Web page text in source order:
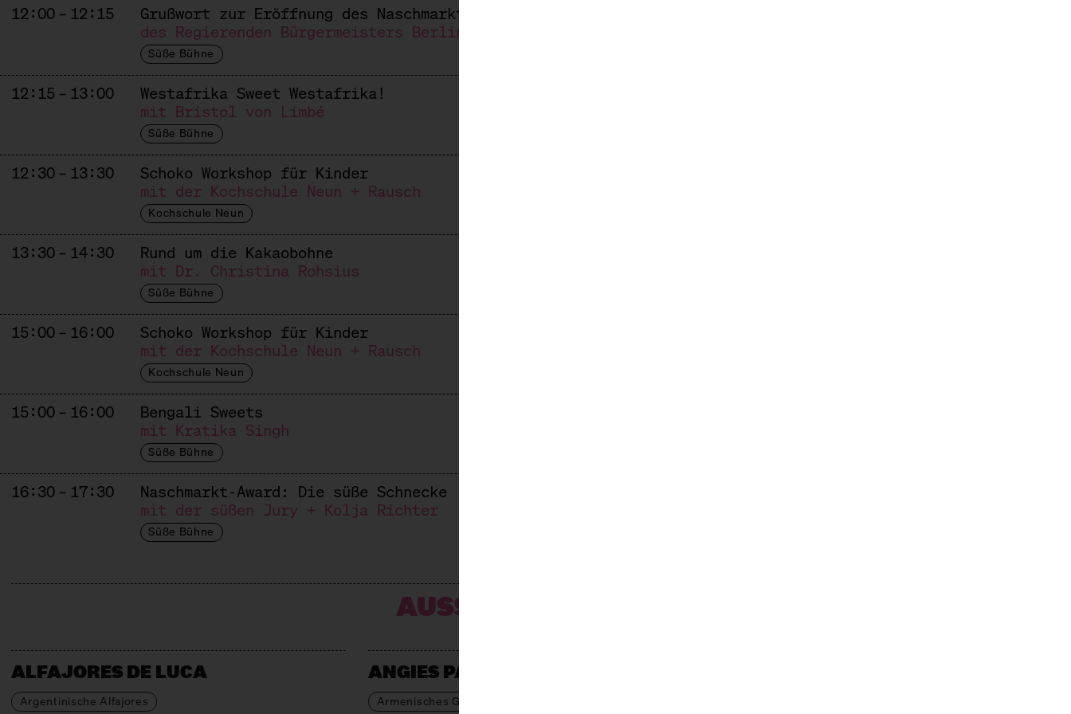
12:00 – 12:15
Grußwort zur Eröffnung des Naschmarkts
des Regierenden Bürgermeisters Berlin, Kai Wegner
Süße Bühne
12:15 – 13:00
Westafrika Sweet Westafrika!
mit Bristol von Limbé
Süße Bühne
12:30 – 13:30
Schoko Workshop für Kinder
mit der Kochschule Neun + Rausch
Kochschule Neun
13:30 – 14:30
Rund um die Kakaobohne
mit Dr. Christina Rohsius
Süße Bühne
15:00 – 16:00
Schoko Workshop für Kinder
mit der Kochschule Neun + Rausch
Kochschule Neun
15:00 – 16:00
Bengali Sweets
mit Kratika Singh
Süße Bühne
16:30 – 17:30
Naschmarkt-Award: Die süße Schnecke
mit der süßen Jury + Kolja Richter
Süße Bühne
AUSSTELLER*INNEN
ALFAJORES DE LUCA
Argentinische Alfajores
ANGIES PATISSERIE
Armenisches Gebäck